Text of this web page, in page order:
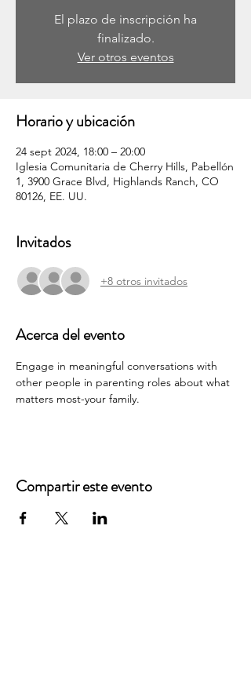
El plazo de inscripción ha
finalizado.
Ver otros eventos
Horario y ubicación
24 sept 2024, 18:00 – 20:00
Iglesia Comunitaria de Cherry Hills, Pabellón
1, 3900 Grace Blvd, Highlands Ranch, CO
80126, EE. UU.
Invitados
+8 otros invitados
Acerca del evento
Engage in meaningful conversations with
other people in parenting roles about what
matters most-your family.
Compartir este evento